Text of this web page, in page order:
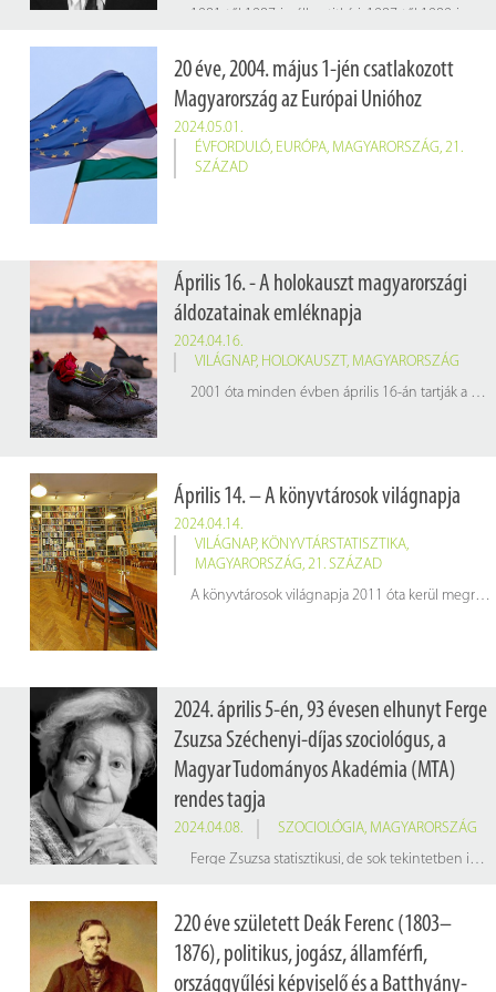
20 éve, 2004. május 1-jén csatlakozott
Magyarország az Európai Unióhoz
2024.05.01.
ÉVFORDULÓ, EURÓPA, MAGYARORSZÁG, 21.
SZÁZAD
Április 16. - A holokauszt magyarországi
áldozatainak emléknapja
2024.04.16.
VILÁGNAP, HOLOKAUSZT, MAGYARORSZÁG
2001 óta minden évben április 16-án tartják a holokauszt magyarországi áldozatainak emléknapját, arra emlékezve, hogy 1944-ben ezen a napon kezdődött a hazai zsidóság gettóba zárása.
Április 14. – A könyvtárosok világnapja
2024.04.14.
VILÁGNAP, KÖNYVTÁRSTATISZTIKA,
MAGYARORSZÁG, 21. SZÁZAD
A könyvtárosok világnapja 2011 óta kerül megrendezésre az American Library Association (Amerikai Könyvtárak Szövetsége – ALA) és az International Federation of Library Associations and Institutions (Könyvtári Egyesületek és Intézmények Nemzetközi Szövetsége – IFLA) kezdeményezésére. Célja, hogy felhívja a figyelmet a könyvtárak és könyvtárosok nyújtotta értékekre. A világnap alkalmából a hazai 2022-es könyvtárstatisztikából hoztunk néhány érdekes adatot, amelyet az alábbi infografikán láthatnak.
2024. április 5-én, 93 évesen elhunyt Ferge
Zsuzsa Széchenyi-díjas szociológus, a
Magyar Tudományos Akadémia (MTA)
rendes tagja
2024.04.08. SZOCIOLÓGIA, MAGYARORSZÁG
Ferge Zsuzsa statisztikusi, de sok tekintetben inkább már szociológusi munkája során felismerte azt az ellentmondást, amely a statisztikailag is kimutatható egyenlőtlenségek és a szocializmus alapvetően hamis egyenlőségideológiája között feszült. De a felszín mögött meghúzódó jelenségek kutatására csak jóval később nyílt lehetősége. A szegénység és a társadalmi egyenlőtlenségek mellett fő kutatási területe volt a társadalmi struktúra és az integrációs zavarok vizsgálata. Több mint háromszáz tanulmánya jelent meg, és több könyvben beszámolt kutatásai eredményéről.
220 éve született Deák Ferenc (1803–
1876), politikus, jogász, államférfi,
országgyűlési képviselő és a Batthyány-